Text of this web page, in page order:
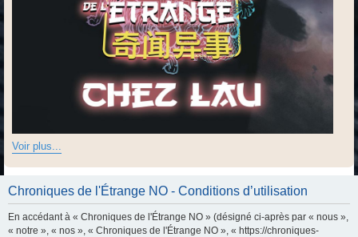
Voir plus...
Chroniques de l'Étrange NO - Conditions d’utilisation
En accédant à « Chroniques de l'Étrange NO » (désigné ci-après par « nous »,
« notre », « nos », « Chroniques de l'Étrange NO », « https://chroniques-